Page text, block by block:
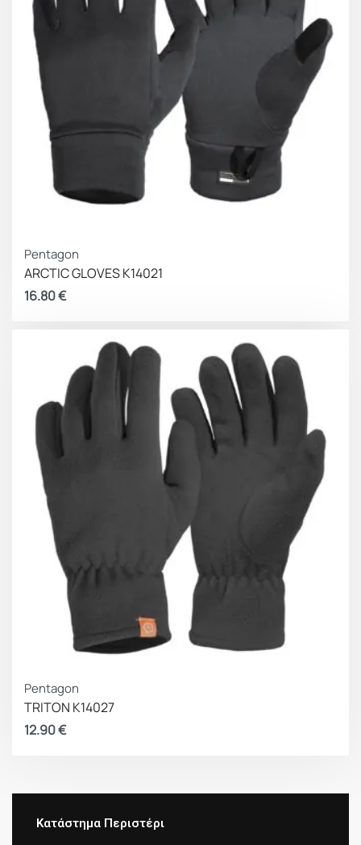
Pentagon
ARCTIC GLOVES K14021
16.80€
Pentagon
TRITON K14027
12.90€
Κατάστημα Περιστέρι